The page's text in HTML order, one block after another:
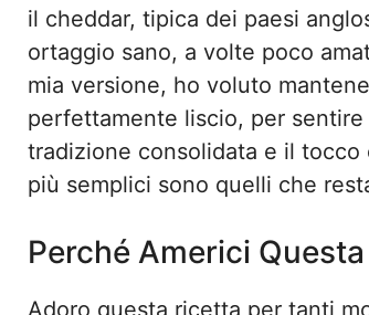
il cheddar, tipica dei paesi
ortaggio sano, a volte poco
mia versione, ho voluto
perfettamente liscio, per
tradizione consolidata e il
più semplici sono quelli che
Perché Americi
Adoro questa ricetta per tanti